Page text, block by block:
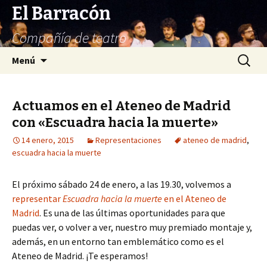
El Barracón
Compañía de teatro
Menú Buscar:
Actuamos en el Ateneo de Madrid
con «Escuadra hacia la muerte»
14 enero, 2015 Representaciones ateneo de madrid,
escuadra hacia la muerte
El próximo sábado 24 de enero, a las 19.30, volvemos a
representarEscuadra hacia la muerteen el Ateneo de
Madrid. Es una de las últimas oportunidades para que
puedas ver, o volver a ver, nuestro muy premiado montaje y,
además, en un entorno tan emblemático como es el
Ateneo de Madrid. ¡Te esperamos!